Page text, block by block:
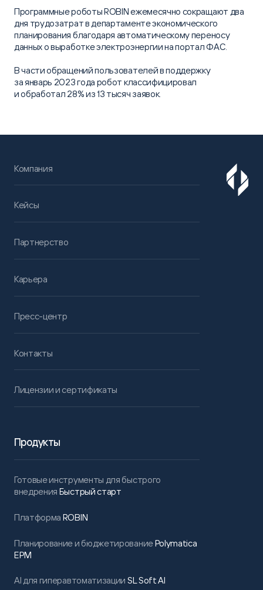
Программные роботы ROBIN ежемесячно сокращают два
дня трудозатрат в департаменте экономического
планирования благодаря автоматическому переносу
данных о выработке электроэнергии на портал ФАС.
В части обращений пользователей в поддержку
за январь 2023 года робот классифицировал
и обработал 28% из 13 тысяч заявок.
Компания
Кейсы
Партнерство
Карьера
Пресс-центр
Контакты
Лицензии и сертификаты
Продукты
Готовые инструменты для быстрого
внедрения Быстрый старт
Платформа ROBIN
Планирование и бюджетированиеPolymatica
EPM
AI для гиперавтоматизации SL Soft AI